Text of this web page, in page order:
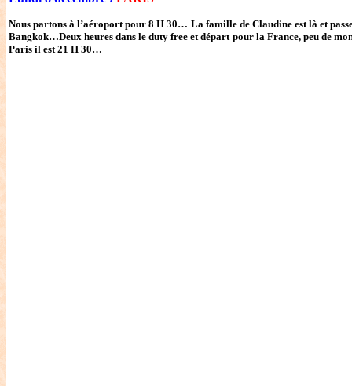
Nous partons à l’aéroport pour 8 H 30… La famille de Claudine est là et
Bangkok…Deux heures dans le duty free et départ pour la France, peu de
Paris il est 21 H 30…